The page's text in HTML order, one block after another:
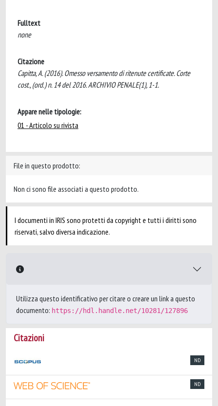
Fulltext
none
Citazione
Capitta, A. (2016). Omesso versamento di ritenute certificate. Corte
cost., (ord.) n. 14 del 2016. ARCHIVIO PENALE(1), 1-1.
Appare nelle tipologie:
01 - Articolo su rivista
File in questo prodotto:
Non ci sono file associati a questo prodotto.
I documenti in IRIS sono protetti da copyright e tutti i diritti sono
riservati, salvo diversa indicazione.
Utilizza questo identificativo per citare o creare un link a questo
documento: https://hdl.handle.net/10281/127896
Citazioni
ND
ND